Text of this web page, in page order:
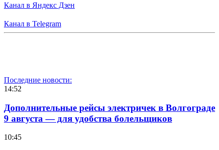
Канал в Яндекс Дзен
Канал в Telegram
Последние новости:
14:52
Дополнительные рейсы электричек в Волгограде
9 августа — для удобства болельщиков
10:45